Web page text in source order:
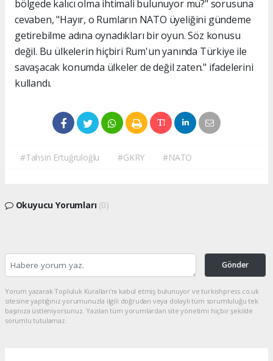
bölgede kalıcı olma ihtimali bulunuyor mu?" sorusuna
cevaben, "Hayır, o Rumların NATO üyeliğini gündeme
getirebilme adına oynadıkları bir oyun. Söz konusu
değil. Bu ülkelerin hiçbiri Rum'un yanında Türkiye ile
savaşacak konumda ülkeler de değil zaten." ifadelerini
kullandı.
#Tahsin Ertuğruloğlu #GKRY #NATO
Okuyucu Yorumları (0)
Gönder
Yorum yazarak Topluluk Kuralları’nı kabul etmiş bulunuyor ve turkishpress.co.uk
sitesine yaptığınız yorumunuzla ilgili doğrudan veya dolaylı tüm sorumluluğu tek
başınıza üstleniyorsunuz. Yazılan tüm yorumlardan site yönetimi hiçbir şekilde
sorumlu tutulamaz.